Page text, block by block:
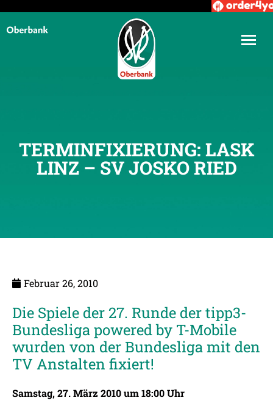
TERMINFIXIERUNG: LASK
LINZ – SV JOSKO RIED
Februar 26, 2010
Die Spiele der 27. Runde der tipp3-
Bundesliga powered by T-Mobile
wurden von der Bundesliga mit den
TV Anstalten fixiert!
Samstag, 27. März 2010 um 18:00 Uhr